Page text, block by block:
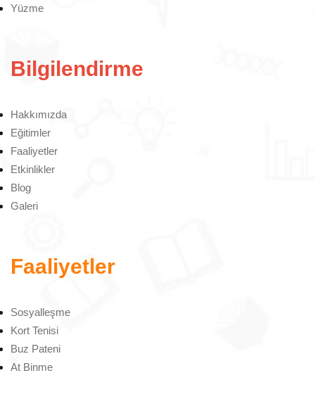
Yüzme
Bilgilendirme
Hakkımızda
Eğitimler
Faaliyetler
Etkinlikler
Blog
Galeri
Faaliyetler
Sosyalleşme
Kort Tenisi
Buz Pateni
At Binme